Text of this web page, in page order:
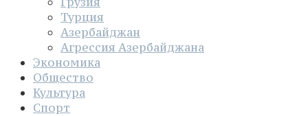
Турция
Азербайджан
Агрессия Азербайджана
Экономика
Общество
Культура
Спорт